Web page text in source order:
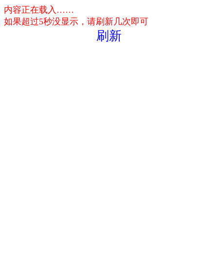
内容正在载入……
如果超过5秒没显示，请刷新几次即可
刷新